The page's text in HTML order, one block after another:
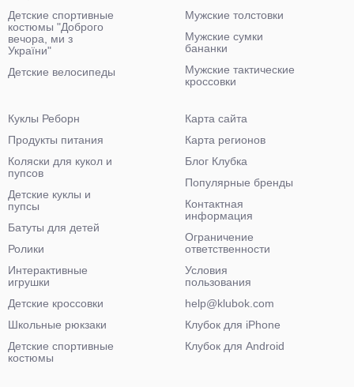
Детские спортивные
костюмы "Доброго
вечора, ми з
України"
Детские велосипеды
Мужские толстовки
Мужские сумки
бананки
Мужские тактические
кроссовки
Куклы Реборн
Продукты питания
Коляски для кукол и
пупсов
Детские куклы и
пупсы
Батуты для детей
Ролики
Интерактивные
игрушки
Детские кроссовки
Школьные рюкзаки
Детские спортивные
костюмы
Карта сайта
Карта регионов
Блог Клубка
Популярные бренды
Контактная
информация
Ограничение
ответственности
Условия
пользования
help@klubok.com
Клубок для iPhone
Клубок для Android